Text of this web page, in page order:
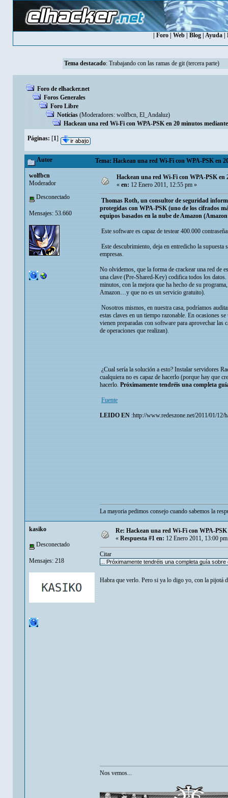
Foro Web Blog Ayuda
Tema destacado: Trabajando con las ramas de git (tercera parte)
Foro de elhacker.net
Foros Generales
Foro Libre
Noticias (Moderadores: wolfbcn, El_Andaluz)
Hackean una red Wi-Fi con WPA-PSK en 20 minutos
Páginas: [1]
Autor Tema: Hackean una red Wi-Fi con WPA-PSK en
wolfbcn
Moderador
Desconectado
Mensajes: 53.660
Hackean una red Wi-Fi con WPA-PSK
«en:12 Enero 2011, 12:55 pm »
Thomas Roth, un consultor de seguridad
protegidas con WPA-PSK (uno de los cifrados
equipos basados en la nube de Amazon
Este software es capaz de testear 400.000
Este descubrimiento, deja en entredicho la supuesta
empresas.
No olvidemos, que la forma de crackear una red de
una clave (Pre-Shared-Key) codifica todos los
minutos, con la mejora que ha hecho de su
Amazon…y que no es un servicio gratuito).
Nosotros mismos, en nuestra casa, podríamos
estas claves en un tiempo razonable. En ocasiones
vienen preparadas con software para aprovechar
de operaciones que realizan).
¿Cual sería la solución a esto? Instalar servidores
cualquiera no es capaz de hacerlo (porque hay que
hacerlo.Próximamente tendréis una completa
Fuente
LEIDO EN:http://www.redeszone.net/2011/01/12/
La mayoria pedimos consejo cuando sabemos la
kasiko
Desconectado
Mensajes: 218
Re: Hackean una red Wi-Fi con WPA-
« Respuesta #1 en: 12 Enero 2011, 13:00
Citar
... Próximamente tendréis una completa guía
Habra que verlo. Pero si ya lo digo yo, con la pijotá
Nos vemos...